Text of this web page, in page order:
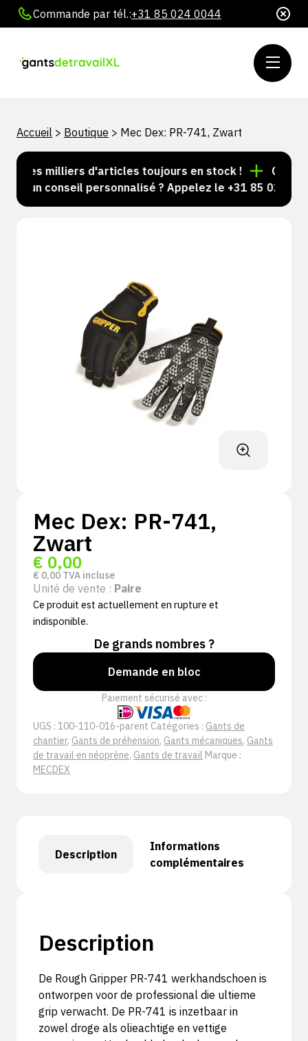
Commande par tél.:+31 85 024 0044
Accueil > Boutique > Mec Dex: PR-741, Zwart
Des milliers d'articles toujours en stock !
un conseil personnalisé ? Appelez le +31 85 024 0044
Mec Dex: PR-741,
Zwart
€ 0,00
€ 0,00 TVA incluse
Unité de vente : Paire
Ce produit est actuellement en rupture et
indisponible.
De grands nombres ?
Demande en bloc
Paiement sécurisé avec :
UGS : 100-110-016-parent Catégories : Gants de
chantier, Gants de préhension, Gants mécaniques, Gants
de travail en néoprène, Gants de travail Marque :
MECDEX
Description
Informations
complémentaires
Description
De Rough Gripper PR-741 werkhandschoen is
ontworpen voor de professional die ultieme
grip verwacht. De PR-741 is inzetbaar in
zowel droge als olieachtige en vettige